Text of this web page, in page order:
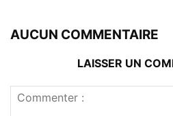
AUCUN COMMENTAIRE
LAISSER UN